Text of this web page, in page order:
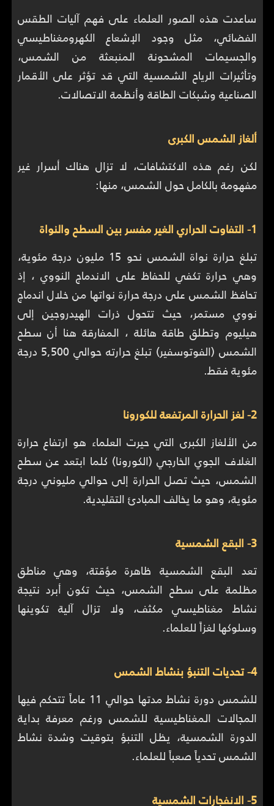
ساعدت هذه الصور العلماء على فهم آليات الطقس
الفضائي، مثل وجود الإشعاع الكهرومغناطيسي
والجسيمات المشحونة المنبعثة من الشمس،
وتأثيرات الرياح الشمسية التي قد تؤثر على الأقمار
الصناعية وشبكات الطاقة وأنظمة الاتصالات.
ألغاز الشمس الكبرى
لكن رغم هذه الاكتشافات، لا تزال هناك أسرار غير
مفهومة بالكامل حول الشمس، منها:
1- التفاوت الحراري الغير مفسر بين السطح والنواة
تبلغ حرارة نواة الشمس نحو 15 مليون درجة مئوية،
وهي حرارة تكفي للحفاظ على الاندماج النووي ، إذ
تحافظ الشمس على درجة حرارة نواتها من خلال اندماج
نووي مستمر، حيث تتحول ذرات الهيدروجين إلى
هيليوم وتطلق طاقة هائلة ، المفارقة هنا أن سطح
الشمس (الفوتوسفير) تبلغ حرارته حوالي 5,500 درجة
مئوية فقط.
2- لغز الحرارة المرتفعة للكورونا
من الألغاز الكبرى التي حيرت العلماء هو ارتفاع حرارة
الغلاف الجوي الخارجي (الكورونا) كلما ابتعد عن سطح
الشمس، حيث تصل الحرارة إلى حوالي مليوني درجة
مئوية، وهو ما يخالف المبادئ التقليدية.
3- البقع الشمسية
تعد البقع الشمسية ظاهرة مؤقتة، وهي مناطق
مظلمة على سطح الشمس، حيث تكون أبرد نتيجة
نشاط مغناطيسي مكثف، ولا تزال آلية تكوينها
وسلوكها لغزاً للعلماء.
4- تحديات التنبؤ بنشاط الشمس
للشمس دورة نشاط مدتها حوالي 11 عاماً تتحكم فيها
المجالات المغناطيسية للشمس ورغم معرفة بداية
الدورة الشمسية، يظل التنبؤ بتوقيت وشدة نشاط
الشمس تحدياً صعباً للعلماء.
5- الانفجارات الشمسية